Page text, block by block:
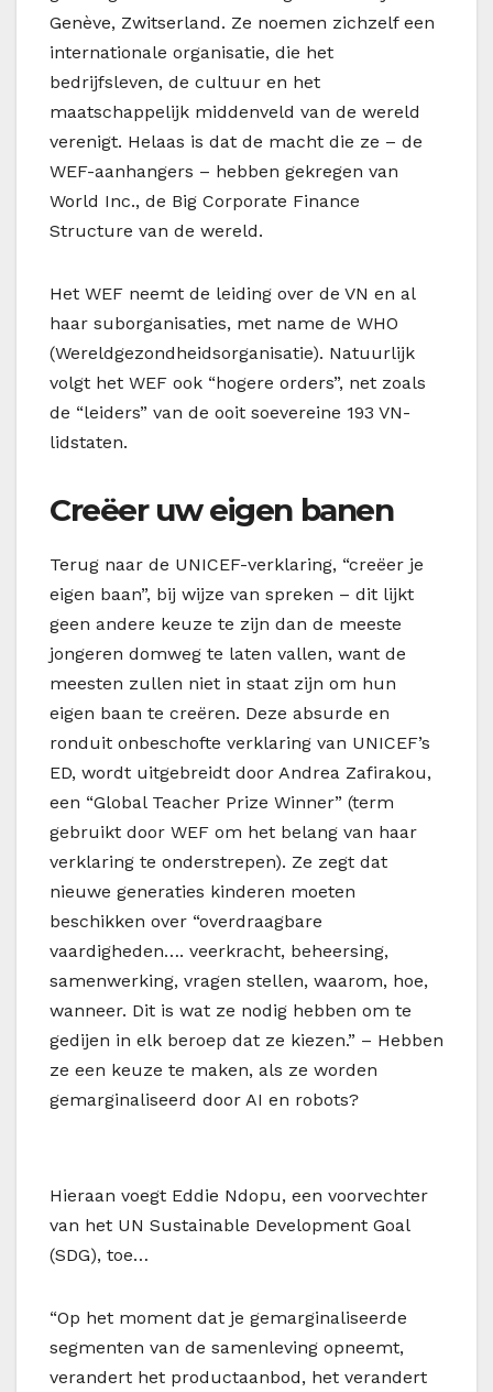
Genève, Zwitserland. Ze noemen zichzelf een
internationale organisatie, die het
bedrijfsleven, de cultuur en het
maatschappelijk middenveld van de wereld
verenigt. Helaas is dat de macht die ze – de
WEF-aanhangers – hebben gekregen van
World Inc., de Big Corporate Finance
Structure van de wereld.
Het WEF neemt de leiding over de VN en al
haar suborganisaties, met name de WHO
(Wereldgezondheidsorganisatie). Natuurlijk
volgt het WEF ook “hogere orders”, net zoals
de “leiders” van de ooit soevereine 193 VN-
lidstaten.
Creëer uw eigen banen
Terug naar de UNICEF-verklaring, “creëer je
eigen baan”, bij wijze van spreken – dit lijkt
geen andere keuze te zijn dan de meeste
jongeren domweg te laten vallen, want de
meesten zullen niet in staat zijn om hun
eigen baan te creëren. Deze absurde en
ronduit onbeschofte verklaring van UNICEF’s
ED, wordt uitgebreidt door Andrea Zafirakou,
een “Global Teacher Prize Winner” (term
gebruikt door WEF om het belang van haar
verklaring te onderstrepen). Ze zegt dat
nieuwe generaties kinderen moeten
beschikken over “overdraagbare
vaardigheden…. veerkracht, beheersing,
samenwerking, vragen stellen, waarom, hoe,
wanneer. Dit is wat ze nodig hebben om te
gedijen in elk beroep dat ze kiezen.” – Hebben
ze een keuze te maken, als ze worden
gemarginaliseerd door AI en robots?
Hieraan voegt Eddie Ndopu, een voorvechter
van het UN Sustainable Development Goal
(SDG), toe…
“Op het moment dat je gemarginaliseerde
segmenten van de samenleving opneemt,
verandert het productaanbod, het verandert